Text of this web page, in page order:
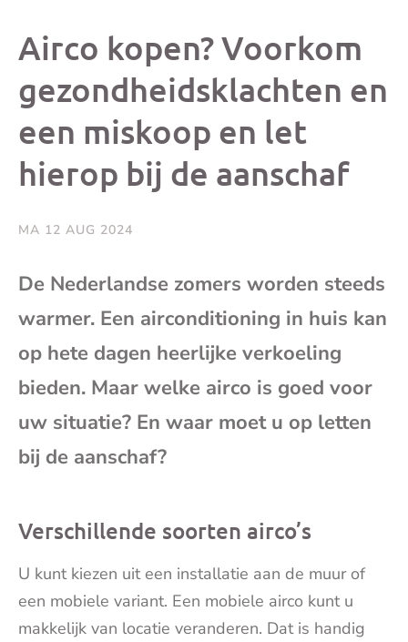
bericht
op
Facebook
bericht
op
X
je
Airco kopen? Voorkom
gezondheidsklachten en
een miskoop en let
hierop bij de aanschaf
MA 12 AUG 2024
De Nederlandse zomers worden steeds
warmer. Een airconditioning in huis kan
op hete dagen heerlijke verkoeling
bieden. Maar welke airco is goed voor
uw situatie? ‌En waar moet u op letten
bij de aanschaf?
Verschillende soorten airco’s
U kunt kiezen uit een installatie aan de muur of
een mobiele variant. Een mobiele airco kunt u
makkelijk van locatie veranderen. Dat is handig